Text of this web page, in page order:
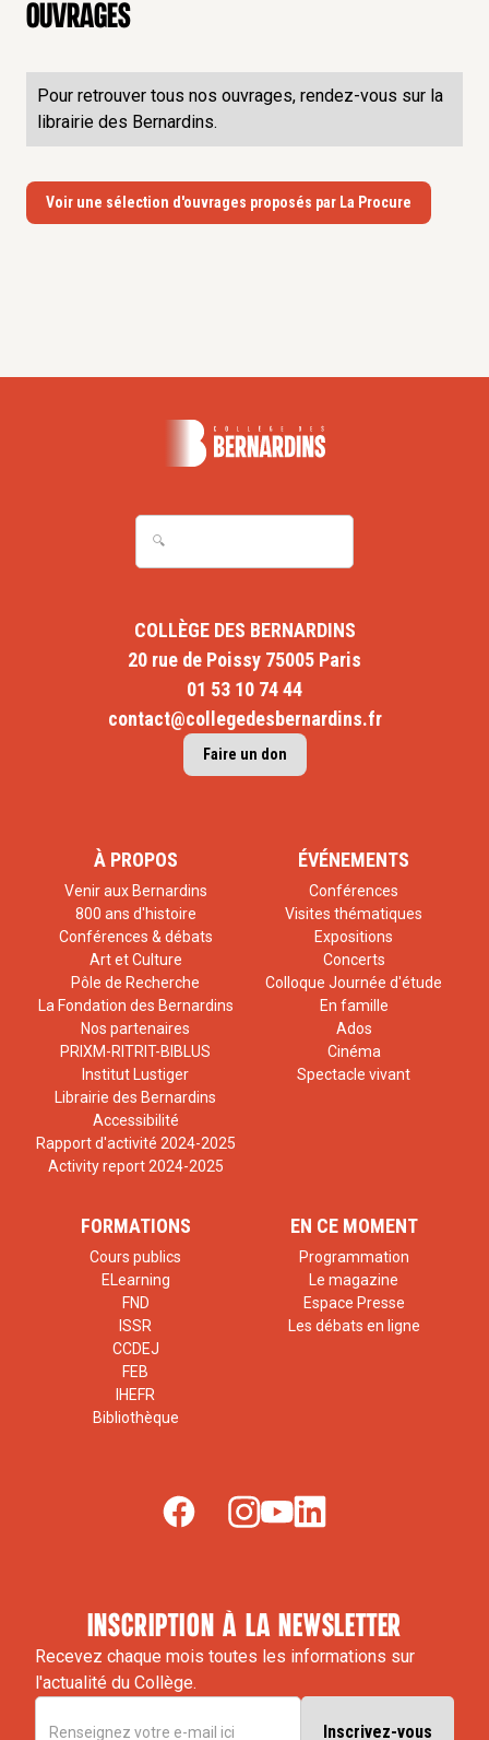
Ouvrages
Pour retrouver tous nos ouvrages, rendez-vous sur la
librairie des Bernardins.
Voir une sélection d'ouvrages proposés par La Procure
COLLÈGE DES BERNARDINS
20 rue de Poissy 75005 Paris
01 53 10 74 44
contact@collegedesbernardins.fr
Faire un don
À PROPOS
Venir aux Bernardins
800 ans d'histoire
Conférences & débats
Art et Culture
Pôle de Recherche
La Fondation des Bernardins
Nos partenaires
PRIXM-RITRIT-BIBLUS
Institut Lustiger
Librairie des Bernardins
Accessibilité
Rapport d'activité 2024-2025
Activity report 2024-2025
ÉVÉNEMENTS
Conférences
Visites thématiques
Expositions
Concerts
Colloque Journée d'étude
En famille
Ados
Cinéma
Spectacle vivant
FORMATIONS
Cours publics
ELearning
FND
ISSR
CCDEJ
FEB
IHEFR
Bibliothèque
EN CE MOMENT
Programmation
Le magazine
Espace Presse
Les débats en ligne
inscription à la newsletter
Recevez chaque mois toutes les informations sur
l'actualité du Collège.